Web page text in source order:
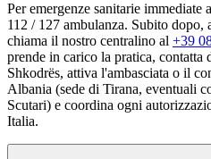
Per emergenze sanitarie
112 / 127 ambulanza. Subito dopo,
chiama il nostro centralino al +39
prende in carico la pratica, contatta
Shkodrës, attiva l'ambasciata o il
Albania (sede di Tirana, eventuali
Scutari) e coordina ogni
Italia.